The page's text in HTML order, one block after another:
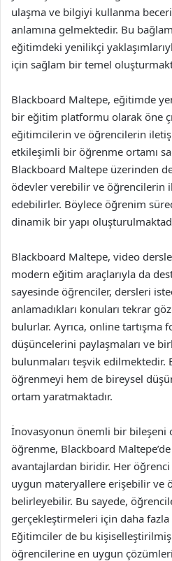
ulaşma ve bilgiyi kullanma
anlamına gelmektedir. Bu
eğitimdeki yenilikçi
için sağlam bir temel
Blackboard Maltepe, eğitimde
bir eğitim platformu olarak öne
eğitimcilerin ve öğrencilerin
etkileşimli bir öğrenme ortamı
Blackboard Maltepe üzerinden
ödevler verebilir ve öğrencilerin
edebilirler. Böylece öğrenim
dinamik bir yapı
Blackboard Maltepe, video
modern eğitim araçlarıyla da
sayesinde öğrenciler, dersleri
anlamadıkları konuları tekrar
bulurlar. Ayrıca, online tartışma
düşüncelerini paylaşmaları ve
bulunmaları teşvik edilmektedir.
öğrenmeyi hem de bireysel
ortam yaratmaktadır.
İnovasyonun önemli bir bileşeni
öğrenme, Blackboard
avantajlardan biridir. Her
uygun materyallere erişebilir ve
belirleyebilir. Bu sayede,
gerçekleştirmeleri için daha fazla
Eğitimciler de bu kişiselleştirilmiş
öğrencilerine en uygun